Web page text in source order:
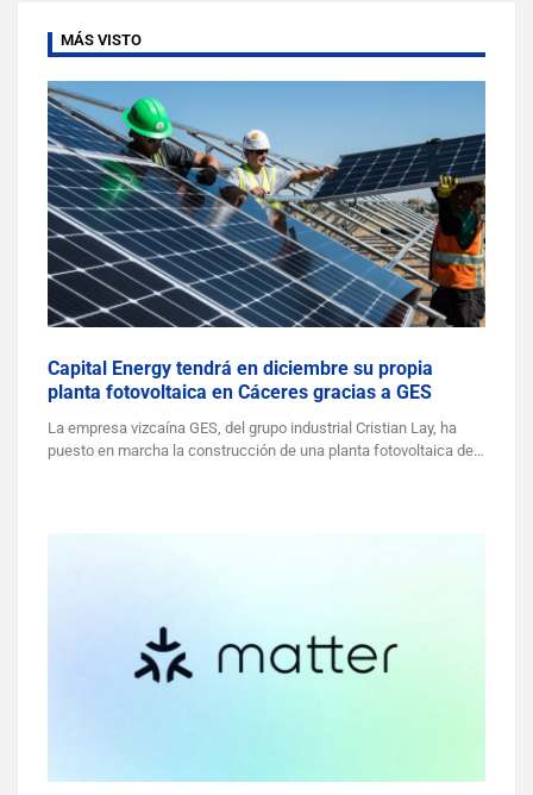
MÁS VISTO
Capital Energy tendrá en diciembre su propia
planta fotovoltaica en Cáceres gracias a GES
La empresa vizcaína GES, del grupo industrial Cristian Lay, ha
puesto en marcha la construcción de una planta fotovoltaica de…